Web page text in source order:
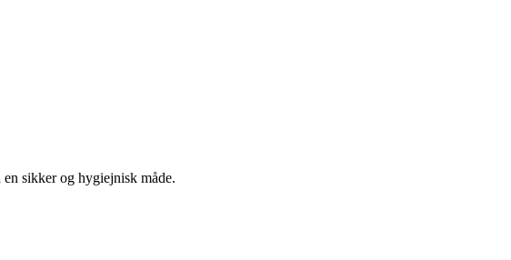
sikker og hygiejnisk måde.